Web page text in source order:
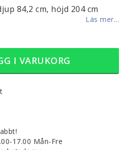
84,2 cm, höjd 204 cm
Läs mer...
I VARUKORG
17.00 Mån-Fre